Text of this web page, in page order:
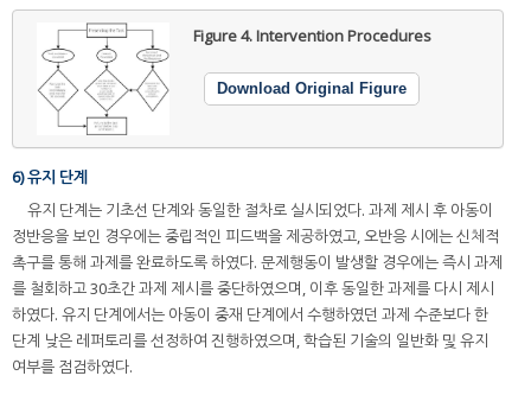
Figure 4.Intervention Procedures
Download Original Figure
6) 유지 단계
유지 단계는 기초선 단계와 동일한 절차로 실시되었다. 과제 제시 후 아동이
정반응을 보인 경우에는 중립적인 피드백을 제공하였고, 오반응 시에는 신체적
촉구를 통해 과제를 완료하도록 하였다. 문제행동이 발생할 경우에는 즉시 과제
를 철회하고 30초간 과제 제시를 중단하였으며, 이후 동일한 과제를 다시 제시
하였다. 유지 단계에서는 아동이 중재 단계에서 수행하였던 과제 수준보다 한
단계 낮은 레퍼토리를 선정하여 진행하였으며, 학습된 기술의 일반화 및 유지
여부를 점검하였다.